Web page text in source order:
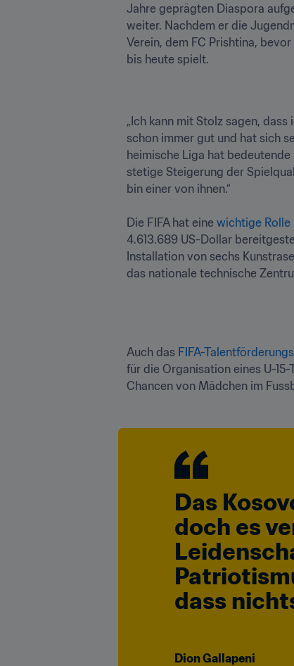
Jahre geprägten Diaspora
weiter. Nachdem er die
Verein, dem FC Prishtina,
bis heute spielt.
„Ich kann mit Stolz sagen,
schon immer gut und hat sich
heimische Liga hat
stetige Steigerung der
bin einer von ihnen.“
Die FIFA hat eine wichtige Rolle
4.613.689 US-Dollar
Installation von sechs
das nationale technische
Auch das FIFA-
für die Organisation eines U-
Chancen von Mädchen im
Das
doch es
dass
Dion Gallapeni